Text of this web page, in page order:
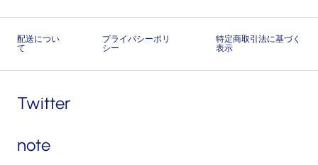
配送につい
て
プライバシーポリ
シー
特定商取引法に基づく
表示
Twitter
note